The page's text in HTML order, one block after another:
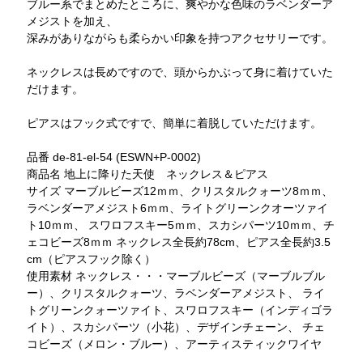
ブルー系でまとめたところに、爽やかな色味のラベンダーア
メジストを加え、
深みがありながらも柔らかい印象を持つアクセサリーです。
ネックレスは長めですので、頭からかぶって身に着けていた
だけます。
ピアスはフック式ですで、簡単に着脱していただけます。
品番 de-81-el-54 (ESWN+P-0002)
商品名 地上に降りた天使 ネックレス＆ピアス
サイズ マーブルビーズ12ｍｍ、クリスタルクォーツ8ｍｍ、
ラベンダーアメジスト6ｍｍ、ライトグリーンクオーツァイ
ト10ｍｍ、 スワロフスキー5ｍｍ、スカシパーツ10ｍｍ、チ
ェコビーズ8ｍｍ ネックレス全長約78cm、ピアス全長約3.5
cm（ピアスフック除く）
使用素材 ネックレス・・・マーブルビーズ（マーブルブル
ー）、クリスタルクォーツ、ラベンダーアメジスト、 ライ
トグリーンクォーツァイト、スワロフスキー（インディゴラ
イト）、スカシパーツ（小花）、デザインチェーン、 チェ
コビーズ（メロン・ブルー）、アーティスティックワイヤ